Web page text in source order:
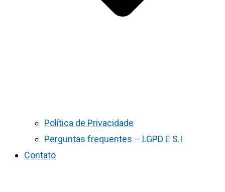
Política de Privacidade
Perguntas frequentes – LGPD E S.I
Contato